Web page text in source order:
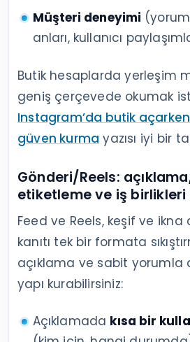
Müşteri deneyimi
anları, kullanıcı
Butik hesaplarda yerleşim
geniş çerçevede okumak
Instagram’da butik
güven kurma yazısı iyi bir
Gönderi/Reels:
etiketleme ve iş birlikleri
Feed ve Reels, keşif ve ikna
kanıtı tek bir formata
açıklama ve sabit yorumla
yapı kurabilirsiniz:
Açıklamada kısa bir